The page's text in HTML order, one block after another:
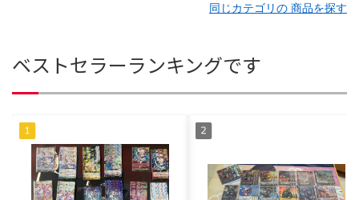
同じカテゴリの 商品を探す
ベストセラーランキングです